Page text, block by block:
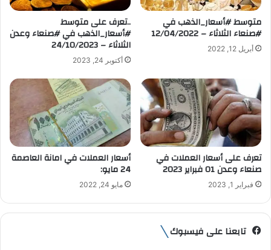
ر
و
ن
متوسط #أسعار_الذهب في
#صنعاء الثلاثاء – 12/04/2022
أبريل 12, 2022
..تعرف على متوسط
#أسعار_الذهب في #صنعاء وعدن
الثلاثاء – 24/10/2023
أكتوبر 24, 2023
تعرف على أسعار العملات في
صنعاء وعدن 01 فبراير 2023
فبراير 1, 2023
أسعار العملات في امانة العاصمة
24 مايو:
مايو 24, 2022
تابعنا على فيسبوك